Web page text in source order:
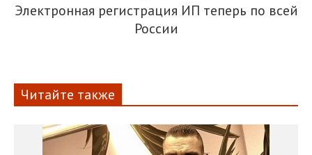
Электронная регистрация ИП теперь по всей
России
Читайте также